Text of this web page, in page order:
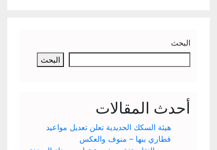
البحث
البحث
أحدث المقالات
هيئة السكك الحديدية تعلن تعديل مواعيد
قطاري بنها – منوف والعكس